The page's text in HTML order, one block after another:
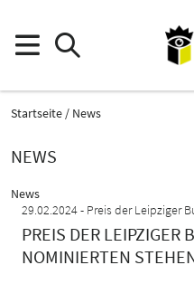
Startseite
News
NEWS
News
29.02.2024
Preis der Leipziger
PREIS DER LEIPZIGER
NOMINIERTEN